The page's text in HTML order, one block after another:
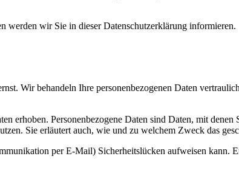
werden wir Sie in dieser Datenschutzerklärung informieren.
Wir behandeln Ihre personenbezogenen Daten
erhoben. Personenbezogene Daten sind Daten, mit
Sie erläutert auch, wie und zu welchem Zweck das
per E-Mail) Sicherheitslücken aufweisen